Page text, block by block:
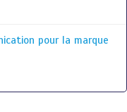
pour la marque